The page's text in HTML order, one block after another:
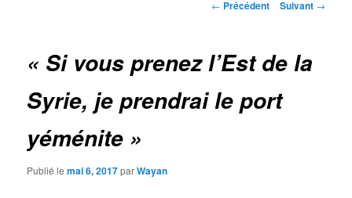
Navigation
← Précédent Suivant →
« Si vous prenez l’Est de la
Syrie, je prendrai le port
yéménite »
Publié lemai 6, 2017parWayan